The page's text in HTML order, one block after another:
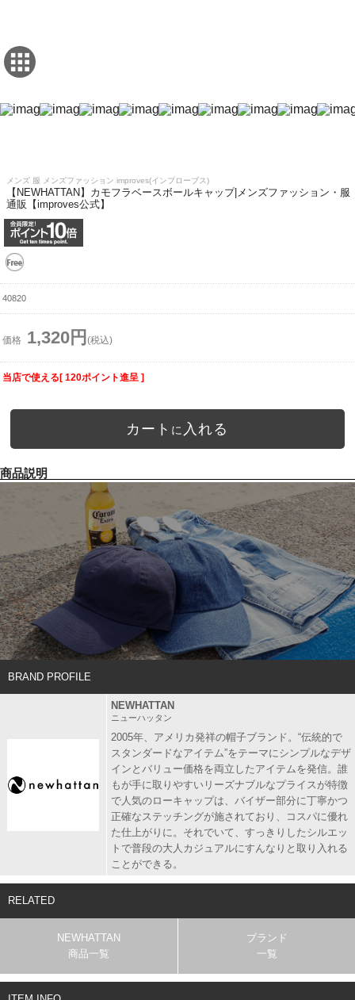
メンズ 服 メンズファッション improves(インプローブス)
【NEWHATTAN】カモフラベースボールキャップ|メンズファッション・服
通販【improves公式】
40820
価格 1,320円 (税込)
当店で使える[ 120ポイント進呈 ]
カート に 入れる
商品説明
BRAND PROFILE
NEWHATTAN
ニューハッタン
2005年、アメリカ発祥の帽子ブランド。“伝統的で
スタンダードなアイテム”をテーマにシンプルなデザ
インとバリュー価格を両立したアイテムを発信。誰
もが手に取りやすいリーズナブルなプライスが特徴
で人気のローキャップは、バイザー部分に丁寧かつ
正確なステッチングが施されており、コスパに優れ
た仕上がりに。それでいて、すっきりしたシルエッ
トで普段の大人カジュアルにすんなりと取り入れる
ことができる。
RELATED
NEWHATTAN
商品一覧
ブランド
一覧